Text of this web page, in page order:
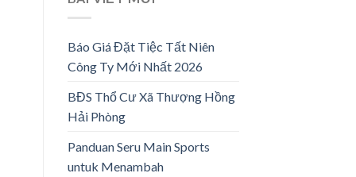
Báo Giá Đặt Tiệc Tất Niên
Công Ty Mới Nhất 2026
BĐS Thổ Cư Xã Thượng Hồng
Hải Phòng
Panduan Seru Main Sports
untuk Menambah